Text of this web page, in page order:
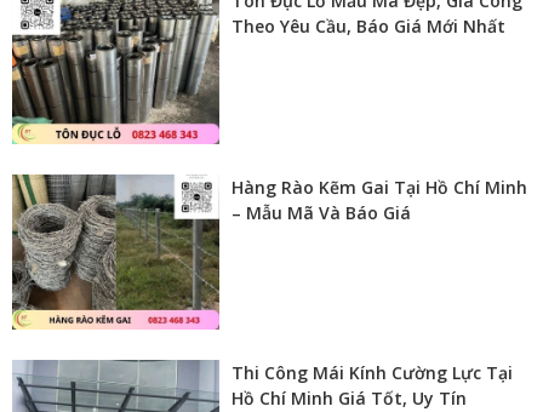
Theo Yêu Cầu, Báo Giá Mới Nhất
Hàng Rào Kẽm Gai Tại Hồ Chí Minh
– Mẫu Mã Và Báo Giá
Thi Công Mái Kính Cường Lực Tại
Hồ Chí Minh Giá Tốt, Uy Tín